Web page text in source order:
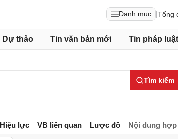
Danh mục Tổng
Dự thảo Tin văn bản mới Tin pháp luật
Tìm kiếm
Hiệu lực VB liên quan Lược đồ Nội dung hợp